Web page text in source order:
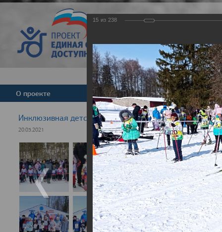
Версия для
О проекте Команда Новости
Инклюзивная детская гонка "Лыжня здоровья" 2021
20.03.2021
15 из 238